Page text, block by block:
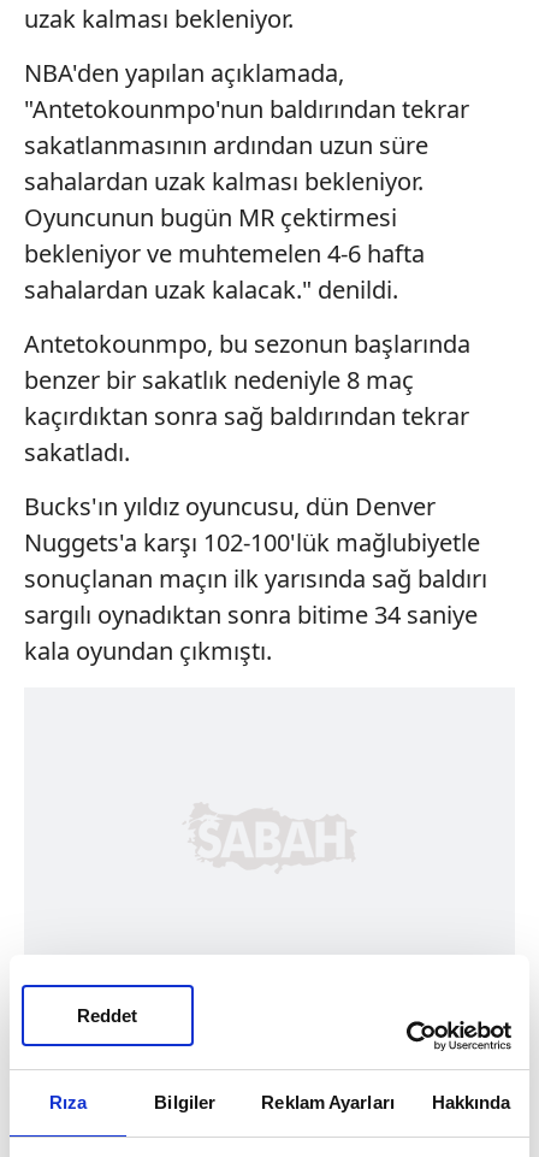
Rıza Bilgiler Reklam Ayarları Hakkında
Reddet
uzak kalması bekleniyor.
NBA'den yapılan açıklamada,
"Antetokounmpo'nun baldırından tekrar
sakatlanmasının ardından uzun süre
sahalardan uzak kalması bekleniyor.
Oyuncunun bugün MR çektirmesi
bekleniyor ve muhtemelen 4-6 hafta
sahalardan uzak kalacak." denildi.
Antetokounmpo, bu sezonun başlarında
benzer bir sakatlık nedeniyle 8 maç
kaçırdıktan sonra sağ baldırından tekrar
sakatladı.
Bucks'ın yıldız oyuncusu, dün Denver
Nuggets'a karşı 102-100'lük mağlubiyetle
sonuçlanan maçın ilk yarısında sağ baldırı
sargılı oynadıktan sonra bitime 34 saniye
kala oyundan çıkmıştı.